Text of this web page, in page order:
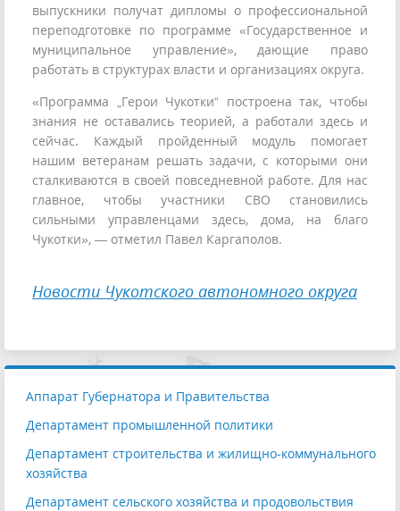
выпускники получат дипломы о профессиональной
переподготовке по программе «Государственное и
муниципальное управление», дающие право
работать в структурах власти и организациях округа.
«Программа „Герои Чукотки“ построена так, чтобы
знания не оставались теорией, а работали здесь и
сейчас. Каждый пройденный модуль помогает
нашим ветеранам решать задачи, с которыми они
сталкиваются в своей повседневной работе. Для нас
главное, чтобы участники СВО становились
сильными управленцами здесь, дома, на благо
Чукотки», — отметил Павел Каргаполов.
Новости Чукотского автономного округа
Аппарат Губернатора и Правительства
Департамент промышленной политики
Департамент строительства и жилищно-коммунального
хозяйства
Департамент сельского хозяйства и продовольствия